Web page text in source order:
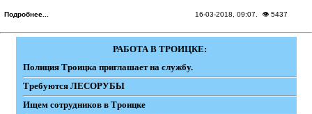
Подробнее... 16-03-2018, 09:07 . 👁 5437
РАБОТА В ТРОИЦКЕ:
Полиция Троицка приглашает на службу.
Требуются ЛЕСОРУБЫ
Ищем сотрудников в Троицке